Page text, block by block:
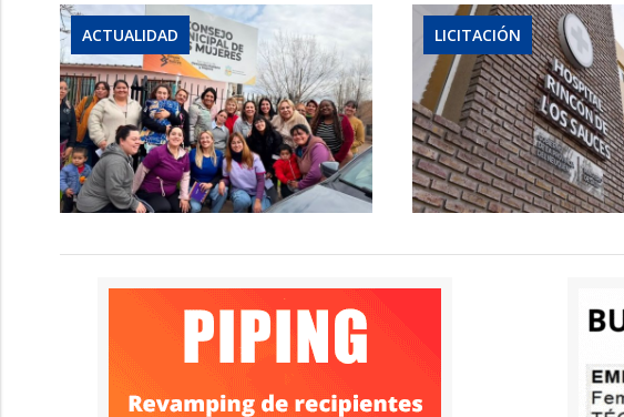
ACTUALIDAD LICITACIÓN